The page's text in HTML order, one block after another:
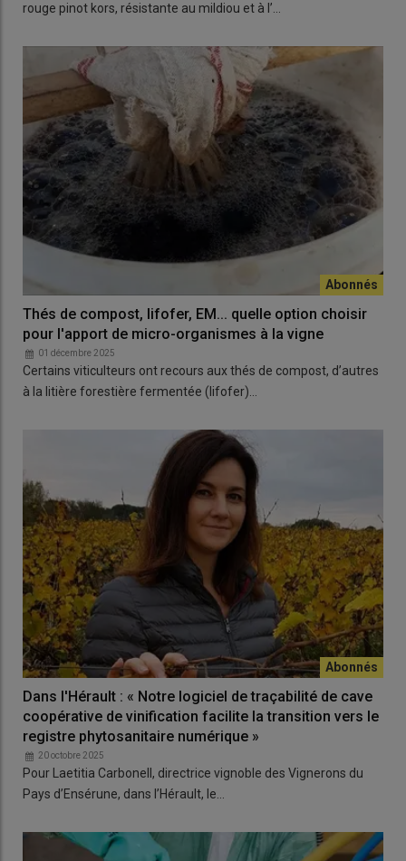
rouge pinot kors, résistante au mildiou et à l’…
Thés de compost, lifofer, EM... quelle option choisir
pour l'apport de micro-organismes à la vigne
01 décembre 2025
Certains viticulteurs ont recours aux thés de compost, d’autres
à la litière forestière fermentée (lifofer)…
Dans l'Hérault : « Notre logiciel de traçabilité de cave
coopérative de vinification facilite la transition vers le
registre phytosanitaire numérique »
20 octobre 2025
Pour Laetitia Carbonell, directrice vignoble des Vignerons du
Pays d’Ensérune, dans l’Hérault, le…